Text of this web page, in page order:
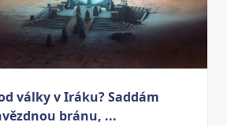
války v Iráku? Saddám
bránu, ...